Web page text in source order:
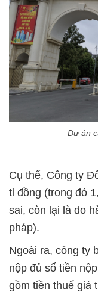
Dự án
Cụ thể, Công ty
tỉ đồng (trong đó
sai, còn lại là do
pháp).
Ngoài ra, công ty
nộp đủ số tiền
gồm tiền thuế giá